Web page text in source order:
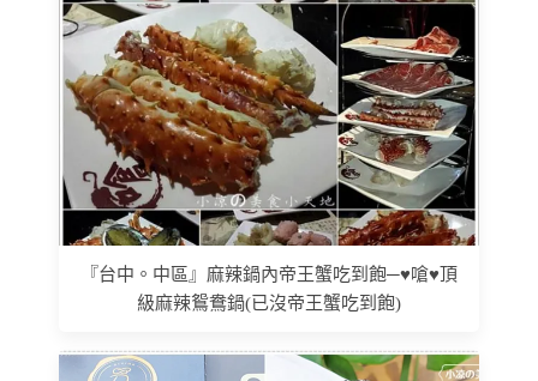
『台中。中區』麻辣鍋內帝王蟹吃到飽─♥嗆♥頂
級麻辣鴛鴦鍋(已沒帝王蟹吃到飽)